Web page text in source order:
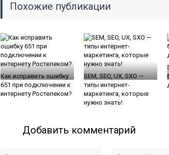
Похожие публикации
Как исправить ошибку
651 при подключении к
интернету Ростелеком?
SEM, SEO, UX, SXO —
типы интернет-
маркетинга, которые
нужно знать!
Добавить комментарий